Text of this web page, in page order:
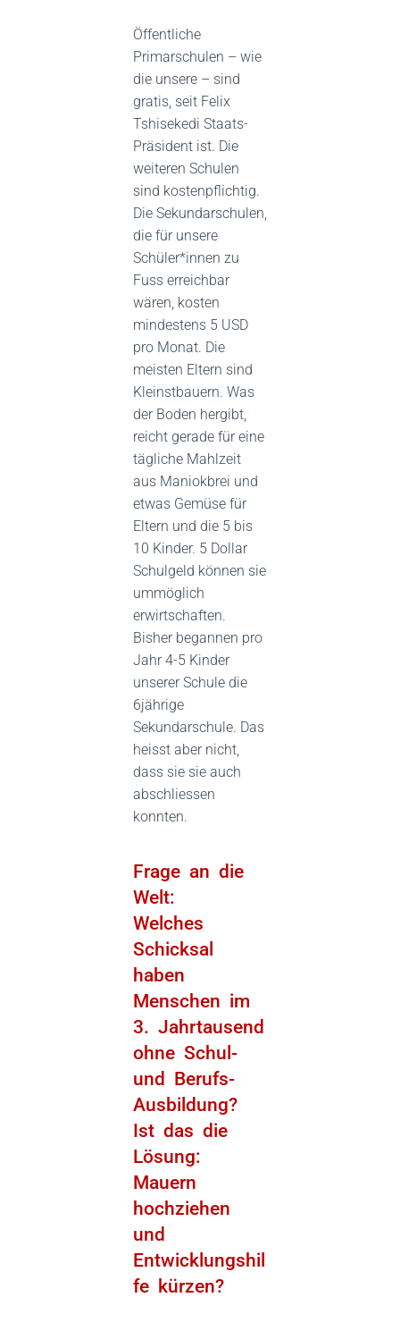
Öffentliche
Primarschulen – wie
die unsere – sind
gratis, seit Felix
Tshisekedi Staats-
Präsident ist. Die
weiteren Schulen
sind kostenpflichtig.
Die Sekundarschulen,
die für unsere
Schüler*innen zu
Fuss erreichbar
wären, kosten
mindestens 5 USD
pro Monat. Die
meisten Eltern sind
Kleinstbauern. Was
der Boden hergibt,
reicht gerade für eine
tägliche Mahlzeit
aus Maniokbrei und
etwas Gemüse für
Eltern und die 5 bis
10 Kinder. 5 Dollar
Schulgeld können sie
ummöglich
erwirtschaften.
Bisher begannen pro
Jahr 4-5 Kinder
unserer Schule die
6jährige
Sekundarschule. Das
heisst aber nicht,
dass sie sie auch
abschliessen
konnten.
Frage an die
Welt:
Welches
Schicksal
haben
Menschen im
3. Jahrtausend
ohne Schul-
und Berufs-
Ausbildung?
Ist das die
Lösung:
Mauern
hochziehen
und
Entwicklungshil
fe kürzen?